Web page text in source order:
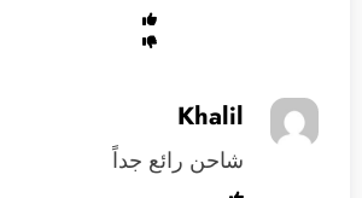
Khalil
شاحن رائع جداً